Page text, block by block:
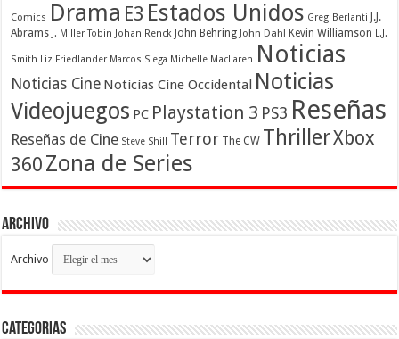
Comics Drama E3 Estados Unidos Greg Berlanti J.J.
Abrams J. Miller Tobin Johan Renck John Behring John Dahl Kevin Williamson L.J.
Smith Liz Friedlander Marcos Siega Michelle MacLaren Noticias
Noticias Cine Noticias Cine Occidental Noticias
Videojuegos PC Playstation 3 PS3 Reseñas
Reseñas de Cine Steve Shill Terror The CW ThrillerXbox
360 Zona de Series
Archivo
Archivo
Categorias